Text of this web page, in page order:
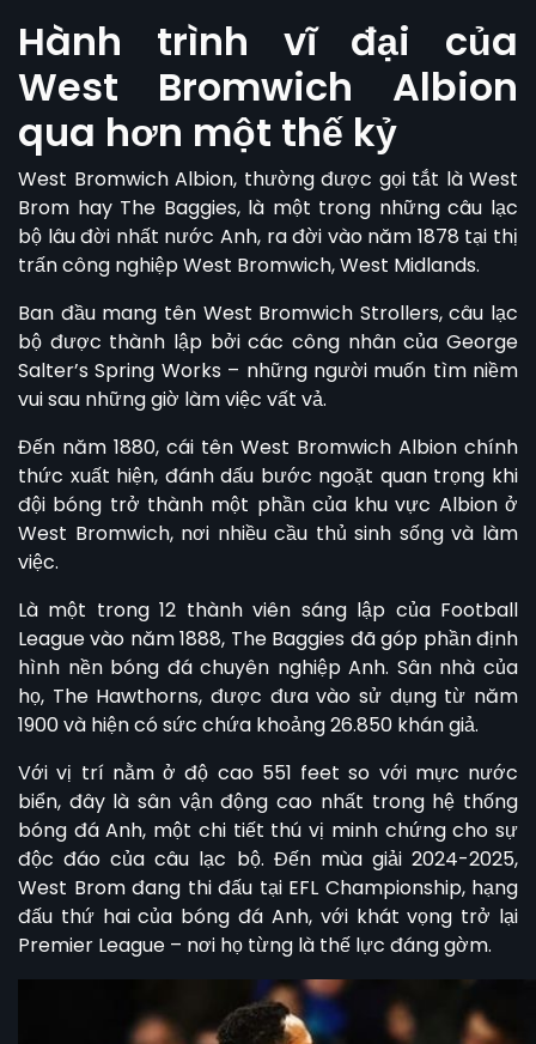
Hành trình vĩ đại của
West Bromwich Albion
qua hơn một thế kỷ
West Bromwich Albion, thường được gọi tắt là West
Brom hay The Baggies, là một trong những câu lạc
bộ lâu đời nhất nước Anh, ra đời vào năm 1878 tại thị
trấn công nghiệp West Bromwich, West Midlands.
Ban đầu mang tên West Bromwich Strollers, câu lạc
bộ được thành lập bởi các công nhân của George
Salter’s Spring Works – những người muốn tìm niềm
vui sau những giờ làm việc vất vả.
Đến năm 1880, cái tên West Bromwich Albion chính
thức xuất hiện, đánh dấu bước ngoặt quan trọng khi
đội bóng trở thành một phần của khu vực Albion ở
West Bromwich, nơi nhiều cầu thủ sinh sống và làm
việc.
Là một trong 12 thành viên sáng lập của Football
League vào năm 1888, The Baggies đã góp phần định
hình nền bóng đá chuyên nghiệp Anh. Sân nhà của
họ, The Hawthorns, được đưa vào sử dụng từ năm
1900 và hiện có sức chứa khoảng 26.850 khán giả.
Với vị trí nằm ở độ cao 551 feet so với mực nước
biển, đây là sân vận động cao nhất trong hệ thống
bóng đá Anh, một chi tiết thú vị minh chứng cho sự
độc đáo của câu lạc bộ. Đến mùa giải 2024-2025,
West Brom đang thi đấu tại EFL Championship, hạng
đấu thứ hai của bóng đá Anh, với khát vọng trở lại
Premier League – nơi họ từng là thế lực đáng gờm.